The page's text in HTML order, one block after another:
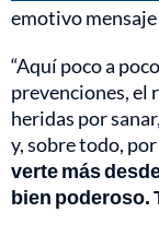
emotivo
“Aquí poco a
prevenciones, el
heridas por
y, sobre todo,
verte más
bien poderoso.